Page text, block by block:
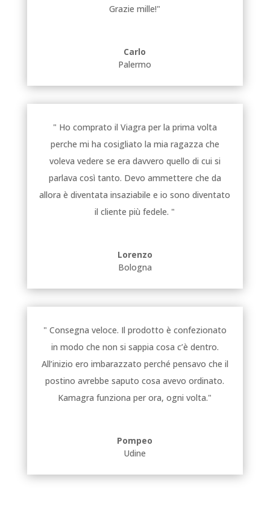
Grazie mille!"
Carlo
Palermo
" Ho comprato il Viagra per la prima volta
perche mi ha cosigliato la mia ragazza che
voleva vedere se era davvero quello di cui si
parlava così tanto. Devo ammettere che da
allora è diventata insaziabile e io sono diventato
il cliente più fedele. "
Lorenzo
Bologna
" Consegna veloce. Il prodotto è confezionato
in modo che non si sappia cosa c’è dentro.
All’inizio ero imbarazzato perché pensavo che il
postino avrebbe saputo cosa avevo ordinato.
Kamagra funziona per ora, ogni volta."
Pompeo
Udine